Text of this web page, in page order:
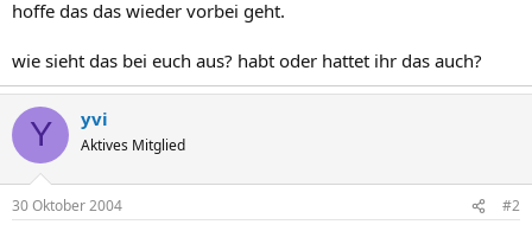
hoffe das das wieder vorbei geht.
wie sieht das bei euch aus? habt oder hattet ihr das auch?
Y yvi
Aktives Mitglied
30 Oktober 2004 #2